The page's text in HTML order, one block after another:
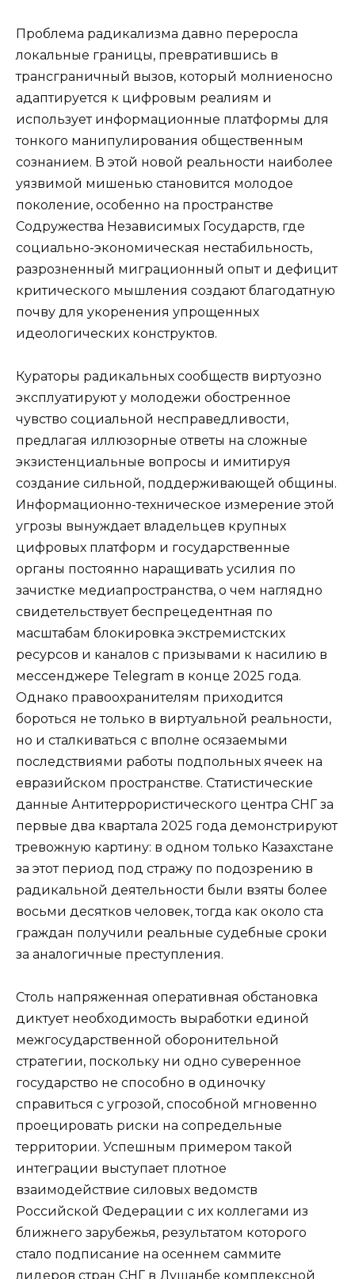
Проблема радикализма давно переросла
локальные границы, превратившись в
трансграничный вызов, который молниеносно
адаптируется к цифровым реалиям и
использует информационные платформы для
тонкого манипулирования общественным
сознанием. В этой новой реальности наиболее
уязвимой мишенью становится молодое
поколение, особенно на пространстве
Содружества Независимых Государств, где
социально-экономическая нестабильность,
разрозненный миграционный опыт и дефицит
критического мышления создают благодатную
почву для укоренения упрощенных
идеологических конструктов.
Кураторы радикальных сообществ виртуозно
эксплуатируют у молодежи обостренное
чувство социальной несправедливости,
предлагая иллюзорные ответы на сложные
экзистенциальные вопросы и имитируя
создание сильной, поддерживающей общины.
Информационно-техническое измерение этой
угрозы вынуждает владельцев крупных
цифровых платформ и государственные
органы постоянно наращивать усилия по
зачистке медиапространства, о чем наглядно
свидетельствует беспрецедентная по
масштабам блокировка экстремистских
ресурсов и каналов с призывами к насилию в
мессенджере Telegram в конце 2025 года.
Однако правоохранителям приходится
бороться не только в виртуальной реальности,
но и сталкиваться с вполне осязаемыми
последствиями работы подпольных ячеек на
евразийском пространстве. Статистические
данные Антитеррористического центра СНГ за
первые два квартала 2025 года демонстрируют
тревожную картину: в одном только Казахстане
за этот период под стражу по подозрению в
радикальной деятельности были взяты более
восьми десятков человек, тогда как около ста
граждан получили реальные судебные сроки
за аналогичные преступления.
Столь напряженная оперативная обстановка
диктует необходимость выработки единой
межгосударственной оборонительной
стратегии, поскольку ни одно суверенное
государство не способно в одиночку
справиться с угрозой, способной мгновенно
проецировать риски на сопредельные
территории. Успешным примером такой
интеграции выступает плотное
взаимодействие силовых ведомств
Российской Федерации с их коллегами из
ближнего зарубежья, результатом которого
стало подписание на осеннем саммите
лидеров стран СНГ в Душанбе комплексной